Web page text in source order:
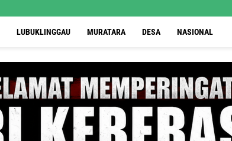
LUBUKLINGGAU MURATARA DESA NASIONAL